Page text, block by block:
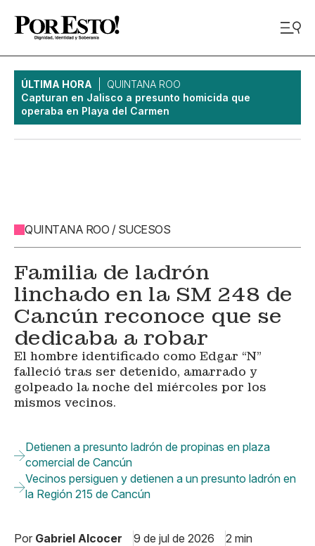
ÚLTIMA HORA
QUINTANA ROO
Capturan en Jalisco a presunto homicida que
operaba en Playa del Carmen
QUINTANA ROO / SUCESOS
Familia de ladrón
linchado en la SM 248 de
Cancún reconoce que se
dedicaba a robar
El hombre identificado como Edgar “N”
falleció tras ser detenido, amarrado y
golpeado la noche del miércoles por los
mismos vecinos.
Detienen a presunto ladrón de propinas en plaza
comercial de Cancún
Vecinos persiguen y detienen a un presunto ladrón en
la Región 215 de Cancún
Por Gabriel Alcocer 9 de jul de 2026 2 min